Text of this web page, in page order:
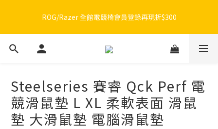
300
ROG/Razer 全館電競椅會員登錄再現折$300
🔥品牌限定滿額折🔥ROG周邊滿1500折100 / 2500折200 / 3000折
Steelseries 賽睿 Qck Perf 電
競滑鼠墊 L XL 柔軟表面 滑鼠
墊 大滑鼠墊 電腦滑鼠墊